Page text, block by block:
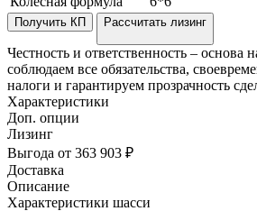
Получить КП Рассчитать лизинг
Честность и ответственность –
соблюдаем все обязательства,
налоги и гарантируем прозрачность
Характеристики
Доп. опции
Лизинг
Выгода от 363 903 ₽
Доставка
Описание
Характеристики шасси